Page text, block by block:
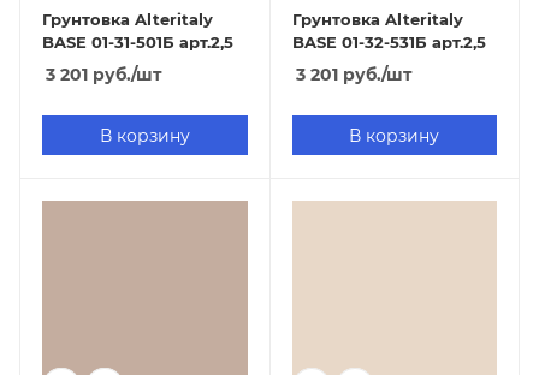
Грунтовка Alteritaly
BASE 01-31-501Б арт.2,5
3 201 руб./шт
В корзину
Грунтовка Alteritaly
BASE 01-32-531Б арт.2,5
3 201руб./шт
В корзину